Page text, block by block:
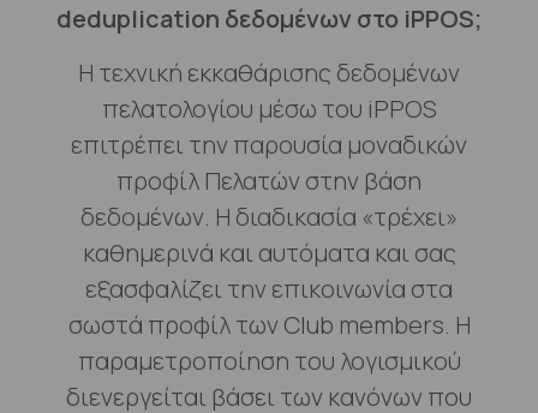
deduplication δεδομένων στο iPPOS;
Η τεχνική εκκαθάρισης δεδομένων
πελατολογίου μέσω του iPPOS
επιτρέπει την παρουσία μοναδικών
προφίλ Πελατών στην βάση
δεδομένων. Η διαδικασία «τρέχει»
καθημερινά και αυτόματα και σας
εξασφαλίζει την επικοινωνία στα
σωστά προφίλ των Club members. Η
παραμετροποίηση του λογισμικού
διενεργείται βάσει των κανόνων που